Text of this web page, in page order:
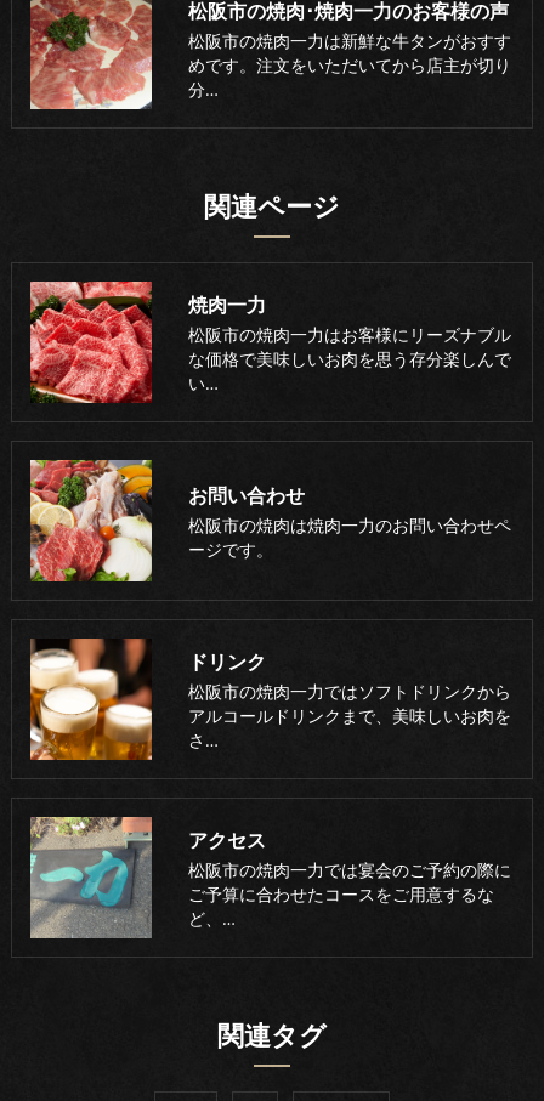
松阪市の焼肉･焼肉一力のお客様の声
松阪市の焼肉一力は新鮮な牛タンがおすす
めです。注文をいただいてから店主が切り
分…
関連ページ
焼肉一力
松阪市の焼肉一力はお客様にリーズナブル
な価格で美味しいお肉を思う存分楽しんで
い…
お問い合わせ
松阪市の焼肉は焼肉一力のお問い合わせペ
ージです。
ドリンク
松阪市の焼肉一力ではソフトドリンクから
アルコールドリンクまで、美味しいお肉を
さ…
アクセス
松阪市の焼肉一力では宴会のご予約の際に
ご予算に合わせたコースをご用意するな
ど、…
関連タグ